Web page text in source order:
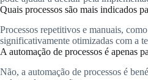
Quais processos são mais indicados
Processos repetitivos e manuais,
significativamente otimizadas com a
A automação de processos é apenas
Não, a automação de processos é